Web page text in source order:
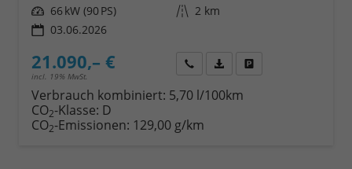
Leistung 66 kW (90 PS) Kilometerstand 2 km
03.06.2026
21.090,– €
incl. 19% MwSt.
Wir rufen Sie anFahrzeugexposé (PDF)
Verbrauch kombiniert: 5,70 l/100km
CO2-Klasse: D
CO2-Emissionen: 129,00 g/km